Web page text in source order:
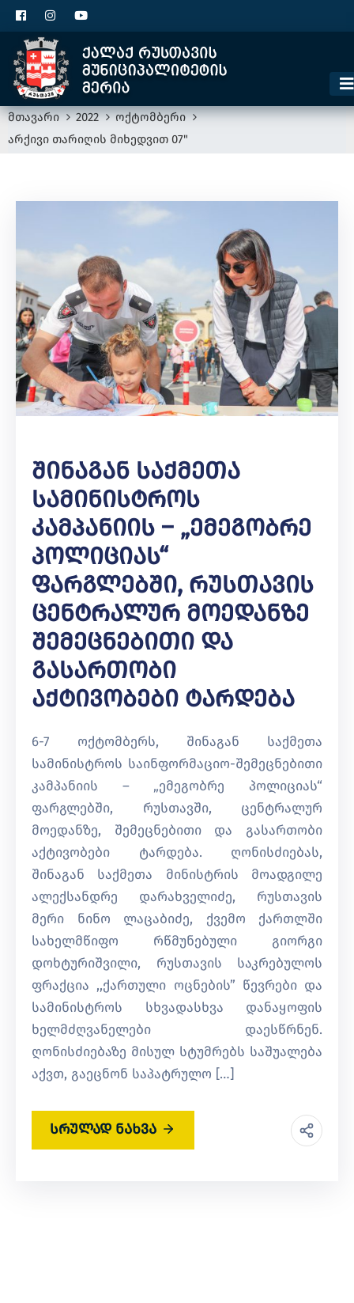
მთავარი 2022
ოქტომბერი
არქივი თარიღის მიხედვით 07"
Შინაგან Საქმეთა
Სამინისტროს
Კამპანიის – „ემეგობრე
Პოლიციას“
Ფარგლებში, Რუსთავის
Ცენტრალურ Მოედანზე
Შემეცნებითი Და
Გასართობი
Აქტივობები Ტარდება
6-7 ოქტომბერს, შინაგან საქმეთა
სამინისტროს საინფორმაციო-შემეცნებითი
კამპანიის – „ემეგობრე პოლიციას“
ფარგლებში, რუსთავში, ცენტრალურ
მოედანზე, შემეცნებითი და გასართობი
აქტივობები ტარდება. ღონისძიებას,
შინაგან საქმეთა მინისტრის მოადგილე
ალექსანდრე დარახველიძე, რუსთავის
მერი ნინო ლაცაბიძე, ქვემო ქართლში
სახელმწიფო რწმუნებული გიორგი
დოხტურიშვილი, რუსთავის საკრებულოს
ფრაქცია ,,ქართული ოცნების” წევრები და
სამინისტროს სხვადასხვა დანაყოფის
ხელმძღვანელები დაესწრნენ.
ღონისძიებაზე მისულ სტუმრებს საშუალება
აქვთ, გაეცნონ საპატრულო […]
სრულად ნახვა